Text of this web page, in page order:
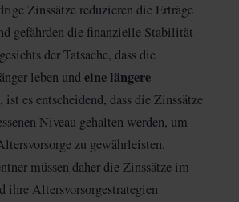
Zinssätze reduzieren die Erträge
gefährden die finanzielle Stabilität
der Tatsache, dass die
leben und eine längere
ist es entscheidend, dass die Zinssätze
Niveau gehalten werden, um
zu gewährleisten.
müssen daher die Zinssätze im
ihre Altersvorsorgestrategien